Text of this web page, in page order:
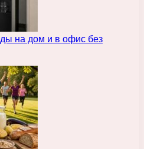
на дом и в офис без